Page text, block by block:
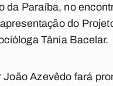
da Paraíba, no
do
Tânia Bacelar.
Azevêdo fará